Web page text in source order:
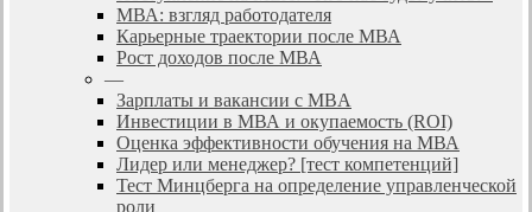
МВА: взгляд работодателя
Карьерные траектории после МВА
Рост доходов после МВА
—
Зарплаты и вакансии с MBA
Инвестиции в МВА и окупаемость (ROI)
Оценка эффективности обучения на МВА
Лидер или менеджер? [тест компетенций]
Тест Минцберга на определение управленческой
роли